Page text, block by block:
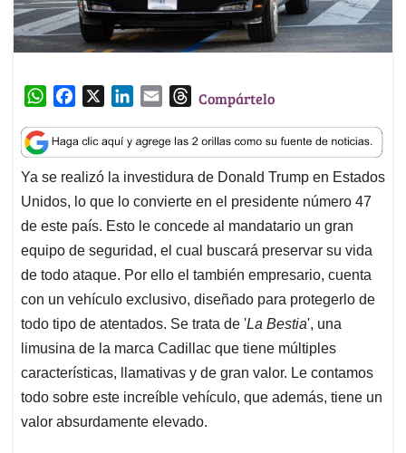
W
a
t
s
A
p
p
c
e
b
o
o
k
n
k
e
d
I
n
a
i
l
T
r
e
a
d
s
Compártelo
Ya se realizó la investidura de Donald Trump en Estados
Unidos, lo que lo convierte en el presidente número 47
de este país. Esto le concede al mandatario un gran
equipo de seguridad, el cual buscará preservar su vida
de todo ataque. Por ello el también empresario, cuenta
con un vehículo exclusivo, diseñado para protegerlo de
todo tipo de atentados. Se trata de 'La Bestia', una
limusina de la marca Cadillac que tiene múltiples
características, llamativas y de gran valor. Le contamos
todo sobre este increíble vehículo, que además, tiene un
valor absurdamente elevado.